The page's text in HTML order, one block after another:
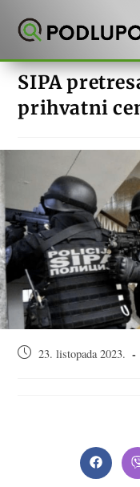
SIPA
prihvatni
Objava23. listopada 2023.
Opens
in